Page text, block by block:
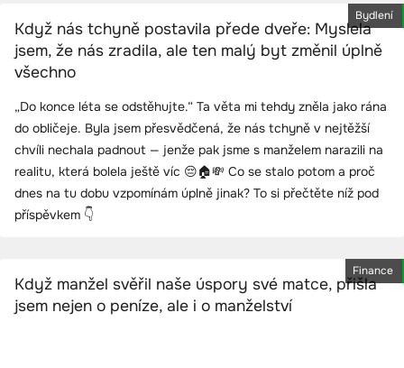
Bydlení
Když nás tchyně postavila přede dveře: Myslela
jsem, že nás zradila, ale ten malý byt změnil úplně
všechno
„Do konce léta se odstěhujte.“ Ta věta mi tehdy zněla jako rána
do obličeje. Byla jsem přesvědčená, že nás tchyně v nejtěžší
chvíli nechala padnout — jenže pak jsme s manželem narazili na
realitu, která bolela ještě víc 😔🏠💸 Co se stalo potom a proč
dnes na tu dobu vzpomínám úplně jinak? To si přečtěte níž pod
příspěvkem 👇
Finance
Když manžel svěřil naše úspory své matce, přišla
jsem nejen o peníze, ale i o manželství